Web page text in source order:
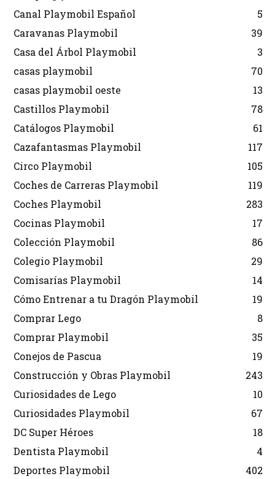
Canal Playmobil Español
5
Caravanas Playmobil
39
Casa del Árbol Playmobil
3
casas playmobil
70
casas playmobil oeste
13
Castillos Playmobil
78
Catálogos Playmobil
61
Cazafantasmas Playmobil
117
Circo Playmobil
105
Coches de Carreras Playmobil
119
Coches Playmobil
283
Cocinas Playmobil
17
Colección Playmobil
86
Colegio Playmobil
29
Comisarías Playmobil
14
Cómo Entrenar a tu Dragón Playmobil
19
Comprar Lego
8
Comprar Playmobil
35
Conejos de Pascua
19
Construcción y Obras Playmobil
243
Curiosidades de Lego
10
Curiosidades Playmobil
67
DC Super Héroes
18
Dentista Playmobil
4
Deportes Playmobil
402